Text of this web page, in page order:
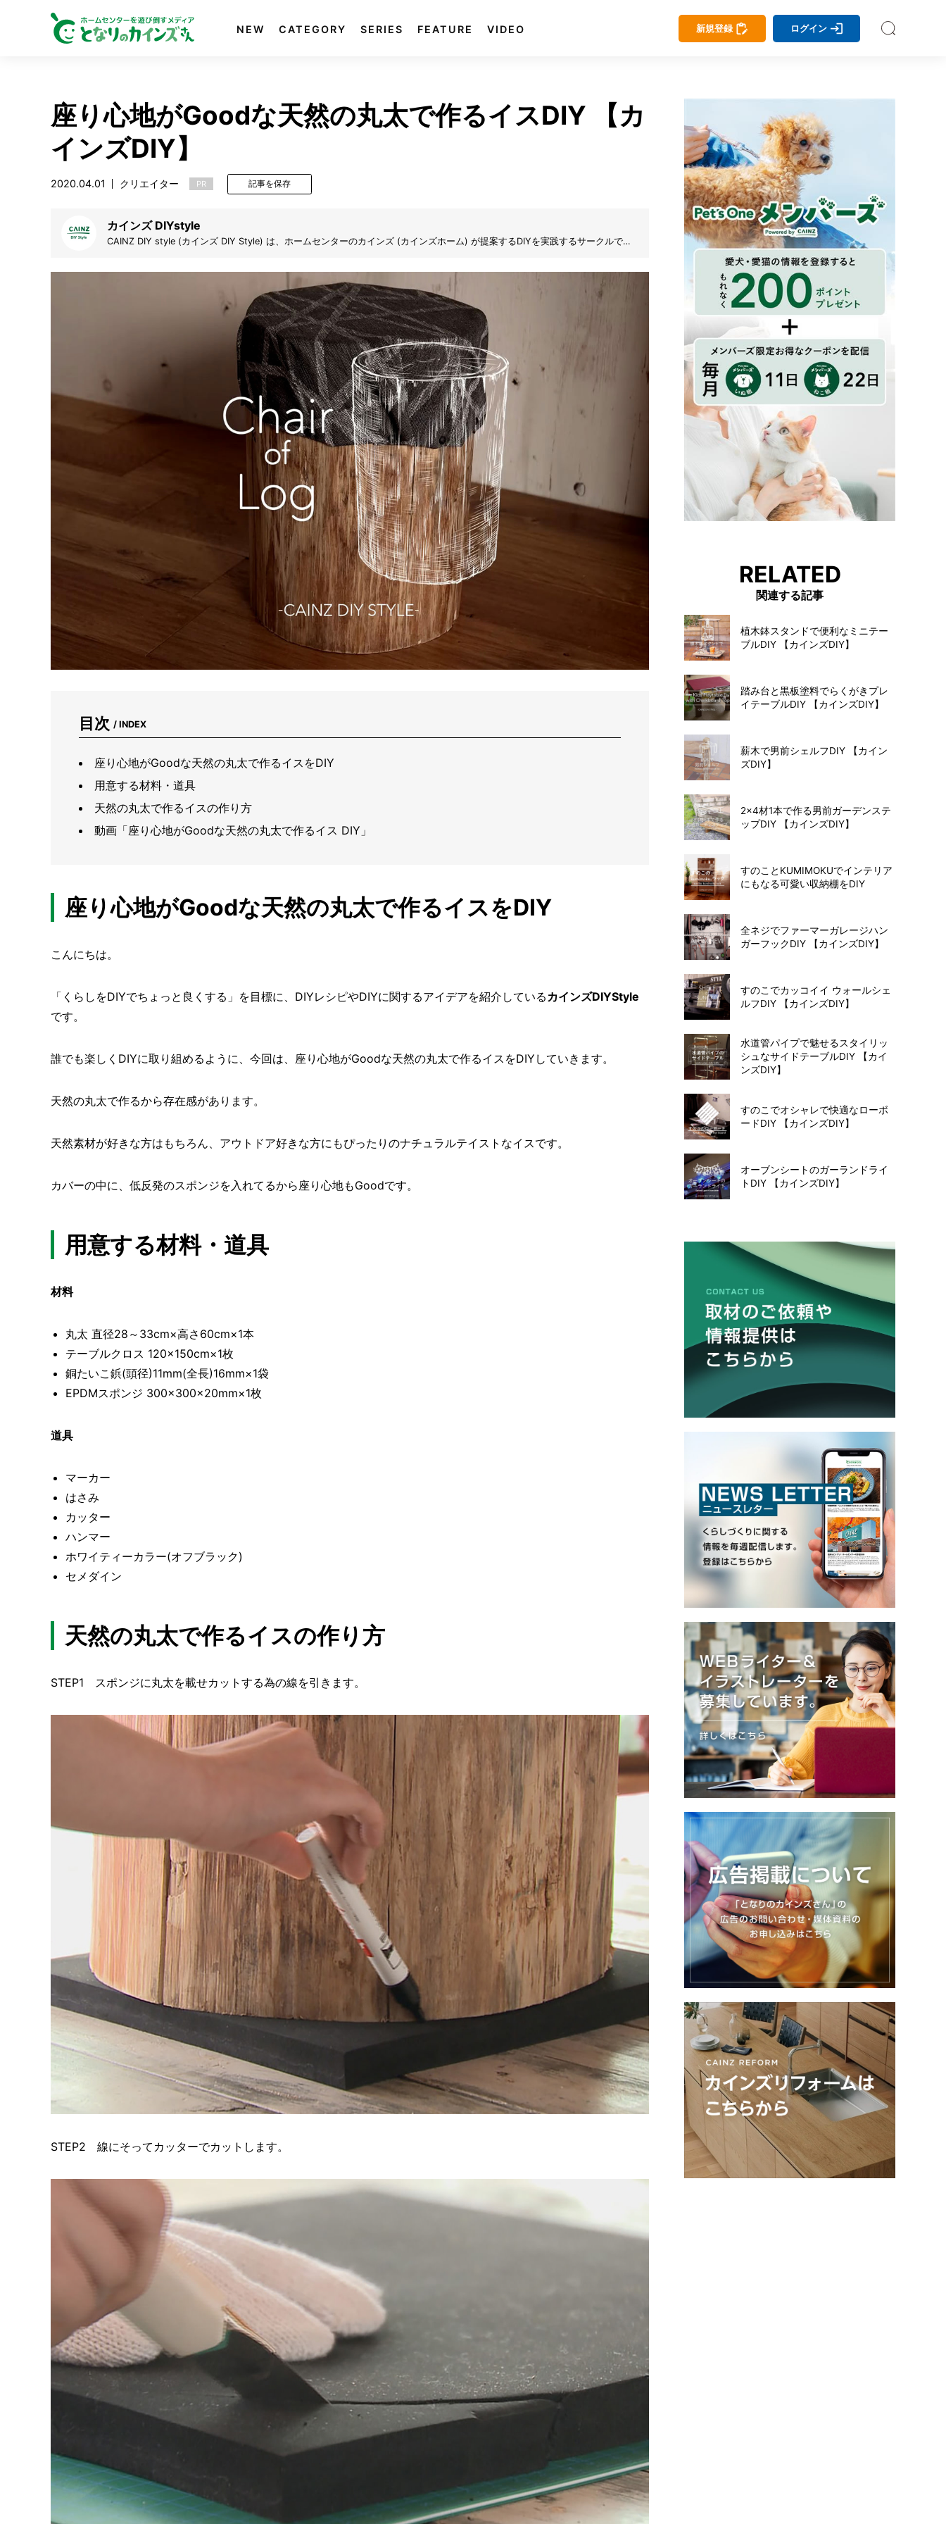
NEW CATEGORY SERIES FEATURE VIDEO 新規登録 ログイン
座り心地がGoodな天然の丸太で作るイスDIY 【カ
インズDIY】
2020.04.01 クリエイター PR 記事を保存
カインズ DIYstyle
CAINZ DIY style (カインズ DIY Style) は、ホームセンターのカインズ (カインズホーム) が提案するDIYを実践するサークルで
目次 / INDEX
座り心地がGoodな天然の丸太で作るイスをDIY
用意する材料・道具
天然の丸太で作るイスの作り方
動画「座り心地がGoodな天然の丸太で作るイス DIY」
座り心地がGoodな天然の丸太で作るイスをDIY
こんにちは。
「くらしをDIYでちょっと良くする」を目標に、DIYレシピやDIYに関するアイデアを紹介しているカインズDIYStyle
です。
誰でも楽しくDIYに取り組めるように、今回は、座り心地がGoodな天然の丸太で作るイスをDIYしていきます。
天然の丸太で作るから存在感があります。
天然素材が好きな方はもちろん、アウトドア好きな方にもぴったりのナチュラルテイストなイスです。
カバーの中に、低反発のスポンジを入れてるから座り心地もGoodです。
用意する材料・道具
材料
丸太 直径28～33cm×高さ60cm×1本
テーブルクロス 120×150cm×1枚
銅たいこ鋲(頭径)11mm(全長)16mm×1袋
EPDMスポンジ 300×300×20mm×1枚
道具
マーカー
はさみ
カッター
ハンマー
ホワイティーカラー(オフブラック)
セメダイン
天然の丸太で作るイスの作り方
STEP1 スポンジに丸太を載せカットする為の線を引きます。
STEP2 線にそってカッターでカットします。
RELATED
関連する記事
植木鉢スタンドで便利なミニテー
ブルDIY 【カインズDIY】
踏み台と黒板塗料でらくがきプレ
イテーブルDIY 【カインズDIY】
薪木で男前シェルフDIY 【カイン
ズDIY】
2×4材1本で作る男前ガーデンステ
ップDIY 【カインズDIY】
すのことKUMIMOKUでインテリア
にもなる可愛い収納棚をDIY
全ネジでファーマーガレージハン
ガーフックDIY 【カインズDIY】
すのこでカッコイイ ウォールシェ
ルフDIY 【カインズDIY】
水道管パイプで魅せるスタイリッ
シュなサイドテーブルDIY 【カイ
ンズDIY】
すのこでオシャレで快適なローボ
ードDIY 【カインズDIY】
オーブンシートのガーランドライ
トDIY 【カインズDIY】